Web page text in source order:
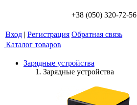
+38 (050) 320-72-56
Вход | Регистрация Обратная связь
Каталог товаров
Зарядные устройства
Зарядные устройства